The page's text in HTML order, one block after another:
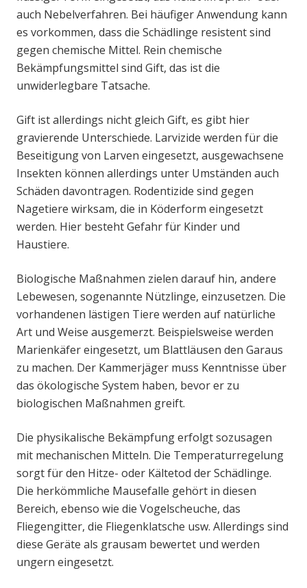
auch Nebelverfahren. Bei häufiger Anwendung kann
es vorkommen, dass die Schädlinge resistent sind
gegen chemische Mittel. Rein chemische
Bekämpfungsmittel sind Gift, das ist die
unwiderlegbare Tatsache.
Gift ist allerdings nicht gleich Gift, es gibt hier
gravierende Unterschiede. Larvizide werden für die
Beseitigung von Larven eingesetzt, ausgewachsene
Insekten können allerdings unter Umständen auch
Schäden davontragen. Rodentizide sind gegen
Nagetiere wirksam, die in Köderform eingesetzt
werden. Hier besteht Gefahr für Kinder und
Haustiere.
Biologische Maßnahmen zielen darauf hin, andere
Lebewesen, sogenannte Nützlinge, einzusetzen. Die
vorhandenen lästigen Tiere werden auf natürliche
Art und Weise ausgemerzt. Beispielsweise werden
Marienkäfer eingesetzt, um Blattläusen den Garaus
zu machen. Der Kammerjäger muss Kenntnisse über
das ökologische System haben, bevor er zu
biologischen Maßnahmen greift.
Die physikalische Bekämpfung erfolgt sozusagen
mit mechanischen Mitteln. Die Temperaturregelung
sorgt für den Hitze- oder Kältetod der Schädlinge.
Die herkömmliche Mausefalle gehört in diesen
Bereich, ebenso wie die Vogelscheuche, das
Fliegengitter, die Fliegenklatsche usw. Allerdings sind
diese Geräte als grausam bewertet und werden
ungern eingesetzt.